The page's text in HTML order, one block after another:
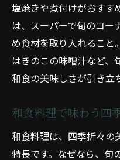
塩焼きや煮付けがおすす
は、スーパーで旬のコー
め食材を取り入れること
はきのこの味噌汁など、
和食の美味しさが引き立
和食料理で味わう四
和食料理は、四季折々の
特長です。なぜなら、旬